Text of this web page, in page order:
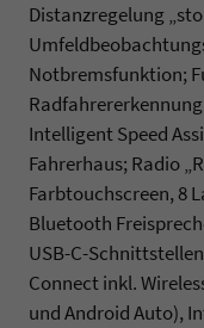
Distanzregelung
Notbremsfunktion;
Intelligent Speed
Fahrerhaus; Radio
Farbtouchscreen, 8
Bluetooth
USB-C-
Connect inkl.
und Android Auto),